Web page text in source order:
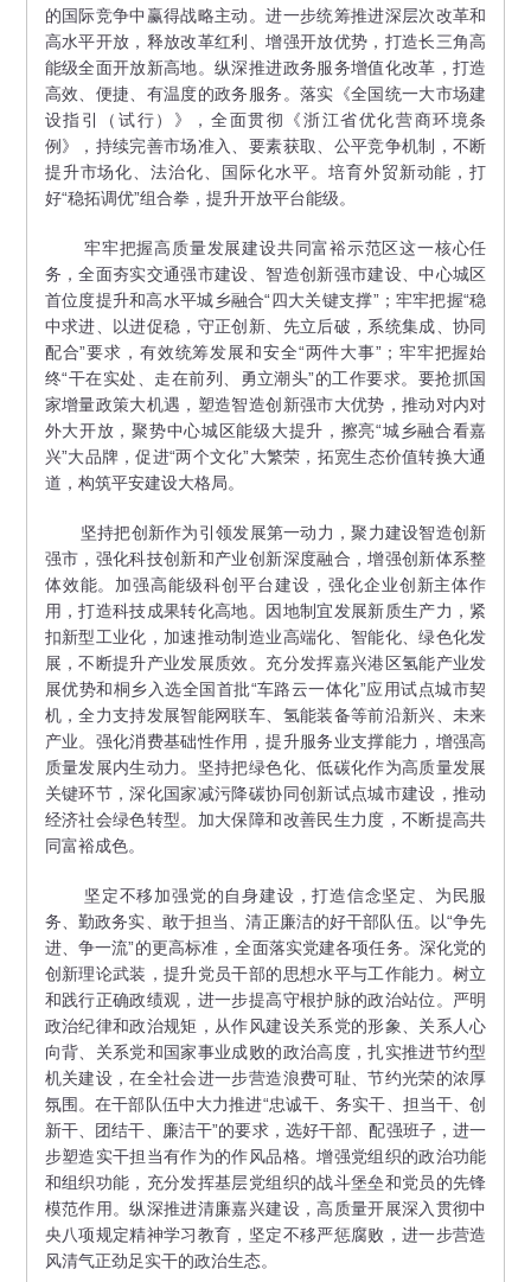
的国际竞争中赢得战略主动。进一步统筹推进深层次改革和
高水平开放，释放改革红利、增强开放优势，打造长三角高
能级全面开放新高地。纵深推进政务服务增值化改革，打造
高效、便捷、有温度的政务服务。落实《全国统一大市场建
设指引（试行）》，全面贯彻《浙江省优化营商环境条
例》，持续完善市场准入、要素获取、公平竞争机制，不断
提升市场化、法治化、国际化水平。培育外贸新动能，打
好“稳拓调优”组合拳，提升开放平台能级。
牢牢把握高质量发展建设共同富裕示范区这一核心任
务，全面夯实交通强市建设、智造创新强市建设、中心城区
首位度提升和高水平城乡融合“四大关键支撑”；牢牢把握“稳
中求进、以进促稳，守正创新、先立后破，系统集成、协同
配合”要求，有效统筹发展和安全“两件大事”；牢牢把握始
终“干在实处、走在前列、勇立潮头”的工作要求。要抢抓国
家增量政策大机遇，塑造智造创新强市大优势，推动对内对
外大开放，聚势中心城区能级大提升，擦亮“城乡融合看嘉
兴”大品牌，促进“两个文化”大繁荣，拓宽生态价值转换大通
道，构筑平安建设大格局。
坚持把创新作为引领发展第一动力，聚力建设智造创新
强市，强化科技创新和产业创新深度融合，增强创新体系整
体效能。加强高能级科创平台建设，强化企业创新主体作
用，打造科技成果转化高地。因地制宜发展新质生产力，紧
扣新型工业化，加速推动制造业高端化、智能化、绿色化发
展，不断提升产业发展质效。充分发挥嘉兴港区氢能产业发
展优势和桐乡入选全国首批“车路云一体化”应用试点城市契
机，全力支持发展智能网联车、氢能装备等前沿新兴、未来
产业。强化消费基础性作用，提升服务业支撑能力，增强高
质量发展内生动力。坚持把绿色化、低碳化作为高质量发展
关键环节，深化国家减污降碳协同创新试点城市建设，推动
经济社会绿色转型。加大保障和改善民生力度，不断提高共
同富裕成色。
坚定不移加强党的自身建设，打造信念坚定、为民服
务、勤政务实、敢于担当、清正廉洁的好干部队伍。以“争先
进、争一流”的更高标准，全面落实党建各项任务。深化党的
创新理论武装，提升党员干部的思想水平与工作能力。树立
和践行正确政绩观，进一步提高守根护脉的政治站位。严明
政治纪律和政治规矩，从作风建设关系党的形象、关系人心
向背、关系党和国家事业成败的政治高度，扎实推进节约型
机关建设，在全社会进一步营造浪费可耻、节约光荣的浓厚
氛围。在干部队伍中大力推进“忠诚干、务实干、担当干、创
新干、团结干、廉洁干”的要求，选好干部、配强班子，进一
步塑造实干担当有作为的作风品格。增强党组织的政治功能
和组织功能，充分发挥基层党组织的战斗堡垒和党员的先锋
模范作用。纵深推进清廉嘉兴建设，高质量开展深入贯彻中
央八项规定精神学习教育，坚定不移严惩腐败，进一步营造
风清气正劲足实干的政治生态。